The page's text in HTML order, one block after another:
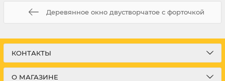
Деревянное окно двустворчатое с форточкой
КОНТАКТЫ
О МАГАЗИНЕ